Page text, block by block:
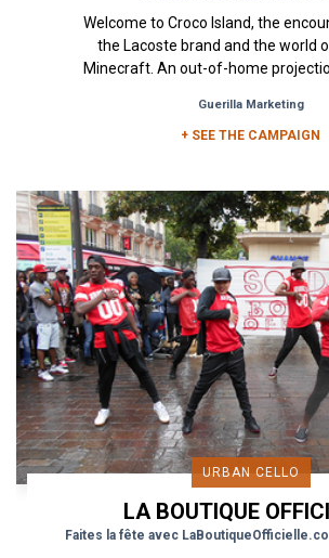
Welcome to Croco Island, the
the Lacoste brand and the world
Minecraft. An out-of-home
Guerilla Marketing
+ SEE THE CAMPAIGN
URBAN CELLO
LA BOUTIQUE
Faites la fête avec